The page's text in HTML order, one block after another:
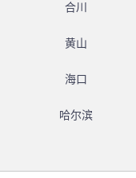
合川
黄山
海口
哈尔滨